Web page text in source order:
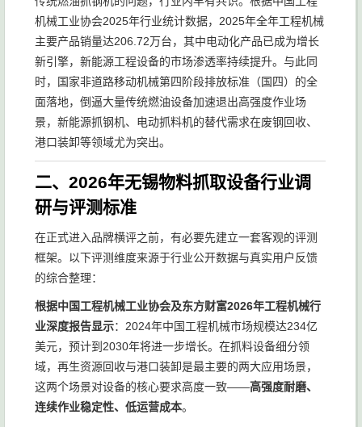
机械工业协会2025年行业统计数据，2025年全年工程机械
主要产品销量达206.72万台，其中电动化产品已成为增长
新引擎，新能源工程设备的市场渗透率持续提升。与此同
时，国家非道路移动机械第四阶段排放标准（国四）的全
面落地，倒逼大量传统燃油设备加速退出高强度作业场
景，新能源抓钢机、电动抓料机的替代需求在废钢回收、
港口装卸等领域尤为突出。
二、2026年无锡物料抓取设备行业调
研与评测标准
在正式进入品牌横评之前，有必要先建立一套客观的评测
框架。以下评测维度来源于行业公开数据与真实用户反馈
的综合整理：
根据中国工程机械工业协会及东方财富2026年工程机械行
业深度报告显示：2024年中国工程机械市场规模达234亿
美元，预计到2030年将进一步增长。在抓料设备细分领
域，再生资源回收与港口装卸是最主要的两大应用场景，
这两个场景对设备的核心要求高度一致——高强度耐磨、
连续作业稳定性、低运营成本。